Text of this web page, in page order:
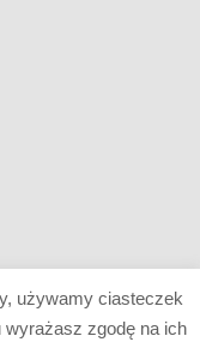
używamy ciasteczek
zgodę na ich